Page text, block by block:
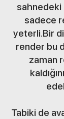
sahnedeki
sadece
yeterli.Bir
render bu
zaman
Tabiki de